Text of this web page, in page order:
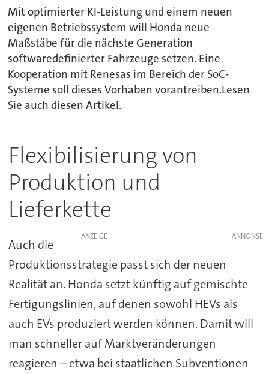
Mit optimierter KI-Leistung und einem neuen
eigenen Betriebssystem will Honda neue
Maßstäbe für die nächste Generation
softwaredefinierter Fahrzeuge setzen. Eine
Kooperation mit Renesas im Bereich der SoC-
Systeme soll dieses Vorhaben vorantreiben.Lesen
Sie auch diesen Artikel.
Flexibilisierung von
Produktion und
Lieferkette
ANZEIGE
Auch die
Produktionsstrategie passt sich der neuen
Realität an. Honda setzt künftig auf gemischte
Fertigungslinien, auf denen sowohl HEVs als
auch EVs produziert werden können. Damit will
man schneller auf Marktveränderungen
reagieren – etwa bei staatlichen Subventionen